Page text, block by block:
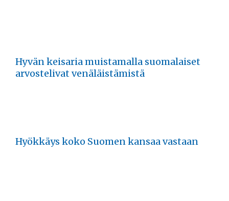
Hyvän keisaria muistamalla suomalaiset
arvostelivat venäläistämistä
Hyökkäys koko Suomen kansaa vastaan